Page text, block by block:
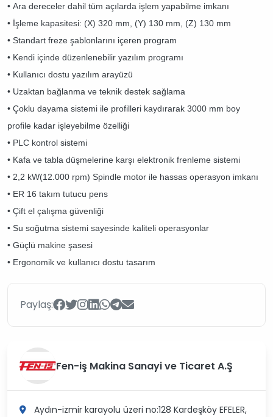
• Ara dereceler dahil tüm açılarda işlem yapabilme imkanı
• İşleme kapasitesi: (X) 320 mm, (Y) 130 mm, (Z) 130 mm
• Standart freze şablonlarını içeren program
• Kendi içinde düzenlenebilir yazılım programı
• Kullanıcı dostu yazılım arayüzü
• Uzaktan bağlanma ve teknik destek sağlama
• Çoklu dayama sistemi ile profilleri kaydırarak 3000 mm boy
profile kadar işleyebilme özelliği
• PLC kontrol sistemi
• Kafa ve tabla düşmelerine karşı elektronik frenleme sistemi
• 2,2 kW(12.000 rpm) Spindle motor ile hassas operasyon imkanı
• ER 16 takım tutucu pens
• Çift el çalışma güvenliği
• Su soğutma sistemi sayesinde kaliteli operasyonlar
• Güçlü makine şasesi
• Ergonomik ve kullanıcı dostu tasarım
Paylaş:
Fen-iş Makina Sanayi ve Ticaret A.Ş
Aydın-izmir karayolu üzeri no:128 Kardeşköy EFELER,